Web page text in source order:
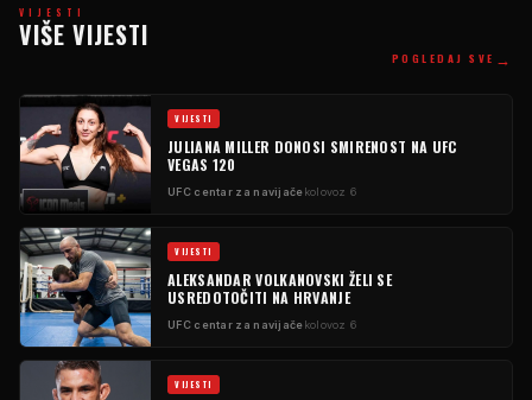
VIJESTI
VIŠE VIJESTI
POGLEDAJ SVE →
VIJESTI
JULIANA MILLER DONOSI SMIRENOST NA UFC
VEGAS 120
UFC centar za navijače kolovoz 6
VIJESTI
ALEKSANDAR VOLKANOVSKI ŽELI SE
USREDOTOČITI NA HRVANJE
UFC centar za navijače kolovoz 6
VIJESTI